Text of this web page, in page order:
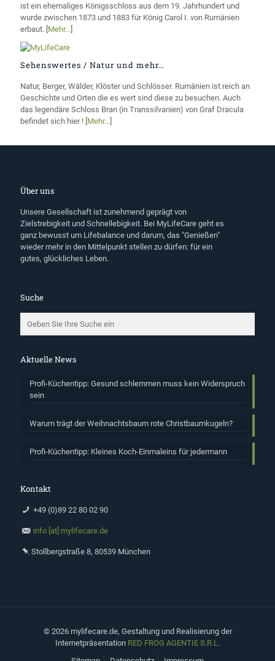
ist ein ehemaliges Königsschloss aus dem 19. Jahrhundert und
wurde zwischen 1873 und 1883 für König Carol I. von Rumänien
erbaut. [Mehr...]
Sehenswertes / Natur und mehr…
Natur, Berger, Wälder, Klöster und Schlösser. Rumänien ist reich an
Geschichte und Orten die es wert sind diese zu besuchen. Auch
das legendäre Schloss Bran (in Transsilvanien) von Graf Dracula
befindet sich hier ! [Mehr...]
Über uns
Unsere Gesellschaft ist zunehmend geprägt von
Zielstrebigkeit und Schnellebigkeit. Bei MyLifeCare geht es
ganz bewusst um Lifebalance und darum, das "Genießen"
wieder mehr in den Mittelpunkt stellen zu dürfen: für ein
gutes, glückliches Leben.
Suche
Aktuelle News
Profi-Küchentipp: Gesund schlemmen muss kein Widerspruch
sein
Warum trägt der Weihnachtsbaum rote Christbaumkugeln?
Profi-Küchentipp: Kleines Koch-Einmaleins für jedermann
Kontakt
+49 (0)89 22 80 02 90
info [at] mylifecare.de
Stollbergstraße 8, 80539 München
© 2026 mylifecare.de, Gestaltung und Realisierung der
Internetpräsentation RED FROG AGENTIE S.R.L.